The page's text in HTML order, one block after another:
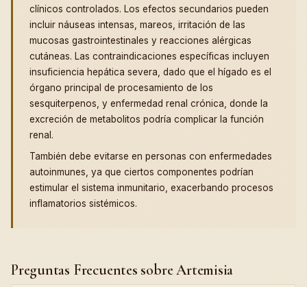
clínicos controlados. Los efectos secundarios pueden
incluir náuseas intensas, mareos, irritación de las
mucosas gastrointestinales y reacciones alérgicas
cutáneas. Las contraindicaciones específicas incluyen
insuficiencia hepática severa, dado que el hígado es el
órgano principal de procesamiento de los
sesquiterpenos, y enfermedad renal crónica, donde la
excreción de metabolitos podría complicar la función
renal.
También debe evitarse en personas con enfermedades
autoinmunes, ya que ciertos componentes podrían
estimular el sistema inmunitario, exacerbando procesos
inflamatorios sistémicos.
Preguntas Frecuentes sobre Artemisia